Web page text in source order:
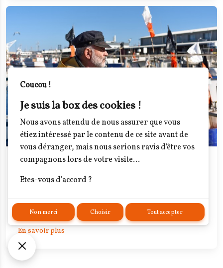
Des plateaux de fruits de mer délicieux
Les infos du moments- Poissonnerie engagée
savoir-faire traditionnel ancré dans la culture
méditerranéenne.
En savoir plus
Coucou !
Je suis la box des cookies !
Nous avons attendu de nous assurer que vous
étiez intéressé par le contenu de ce site avant de
vous déranger, mais nous serions ravis d'être vos
compagnons lors de votre visite...
Etes-vous d'accord ?
Non merci Choisir Tout accepter